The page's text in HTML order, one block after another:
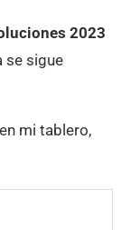
2023
se sigue
mi tablero,